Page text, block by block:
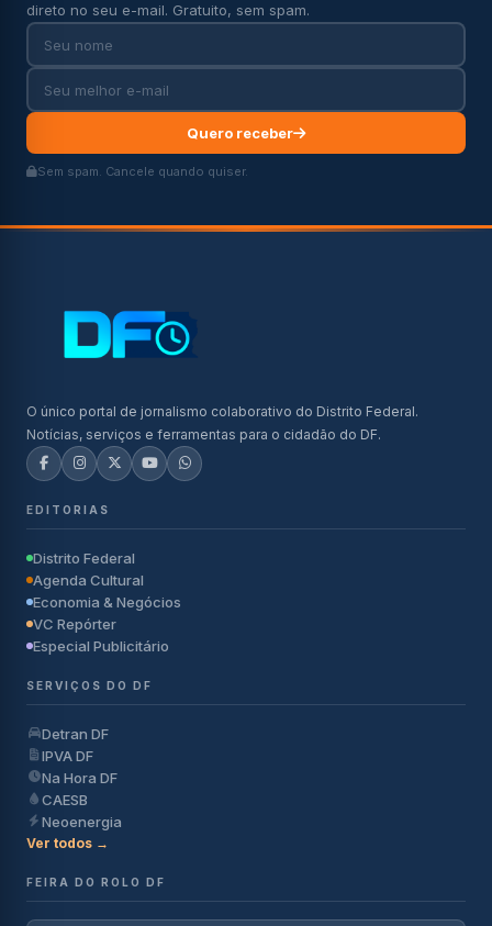
direto no seu e-mail. Gratuito, sem spam.
Quero receber
Sem spam. Cancele quando quiser.
O único portal de jornalismo colaborativo do Distrito Federal.
Notícias, serviços e ferramentas para o cidadão do DF.
EDITORIAS
Distrito Federal
Agenda Cultural
Economia & Negócios
VC Repórter
Especial Publicitário
SERVIÇOS DO DF
Detran DF
IPVA DF
Na Hora DF
CAESB
Neoenergia
Ver todos →
FEIRA DO ROLO DF